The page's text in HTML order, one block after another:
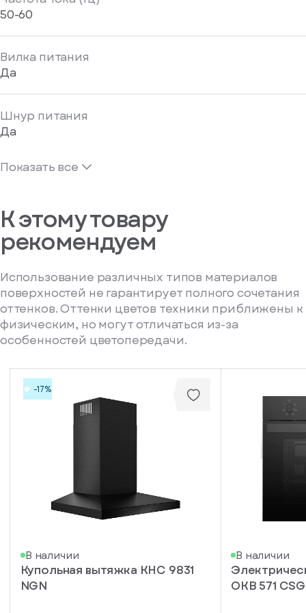
50-60
Вилка питания
Да
Шнур питания
Да
Показать все
К этому товару
рекомендуем
Использование различных типов материалов
поверхностей не гарантирует полного сочетания
оттенков. Оттенки цветов техники приближены к
физическим, но могут отличаться из-за
особенностей цветопередачи.
-17%
В наличии
Купольная вытяжка KHC 9831
NGN
В наличии
OKB 571